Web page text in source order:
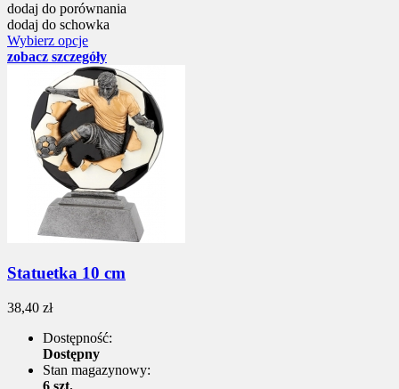
dodaj do porównania
dodaj do schowka
Wybierz opcje
zobacz szczegóły
Statuetka 10 cm
38,40 zł
Dostępność:
Dostępny
Stan magazynowy:
6 szt.